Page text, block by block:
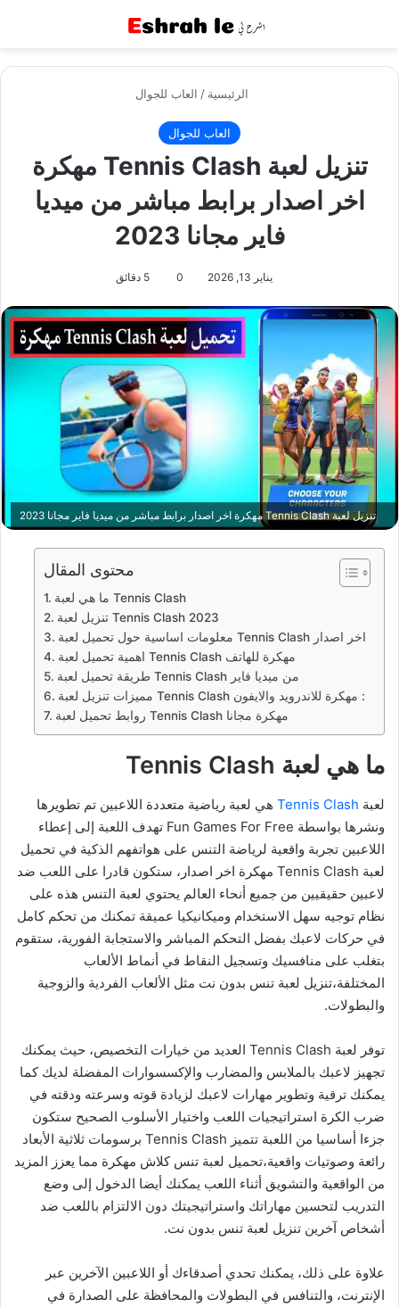
الرئيسية / العاب للجوال
العاب للجوال
تنزيل لعبة Tennis Clash مهكرة
اخر اصدار برابط مباشر من ميديا
فاير مجانا 2023
يناير 13, 2026 0 5 دقائق
تنزيل لعبة Tennis Clash مهكرة اخر اصدار برابط مباشر من ميديا فاير مجانا 2023
محتوى المقال
ما هي لعبة Tennis Clash
تنزيل لعبة Tennis Clash 2023
معلومات اساسية حول تحميل لعبة Tennis Clash اخر اصدار
اهمية تحميل لعبة Tennis Clash مهكرة للهاتف
طريقة تحميل لعبة Tennis Clash من ميديا فاير
مميزات تنزيل لعبة Tennis Clash مهكرة للاندرويد والايفون :
روابط تحميل لعبة Tennis Clash مهكرة مجانا
ما هي لعبة Tennis Clash
لعبة Tennis Clash هي لعبة رياضية متعددة اللاعبين تم تطويرها
ونشرها بواسطة Fun Games For Free تهدف اللعبة إلى إعطاء
اللاعبين تجربة واقعية لرياضة التنس على هواتفهم الذكية في تحميل
لعبة Tennis Clash مهكرة اخر اصدار، ستكون قادرا على اللعب ضد
لاعبين حقيقيين من جميع أنحاء العالم يحتوي لعبة التنس هذه على
نظام توجيه سهل الاستخدام وميكانيكيا عميقة تمكنك من تحكم كامل
في حركات لاعبك بفضل التحكم المباشر والاستجابة الفورية، ستقوم
بتغلب على منافسيك وتسجيل النقاط في أنماط الألعاب
المختلفة،تنزيل لعبة تنس بدون نت مثل الألعاب الفردية والزوجية
والبطولات.
توفر لعبة Tennis Clash العديد من خيارات التخصيص، حيث يمكنك
تجهيز لاعبك بالملابس والمضارب والإكسسوارات المفضلة لديك كما
يمكنك ترقية وتطوير مهارات لاعبك لزيادة قوته وسرعته ودقته في
ضرب الكرة استراتيجيات اللعب واختيار الأسلوب الصحيح ستكون
جزءا أساسيا من اللعبة تتميز Tennis Clash برسومات ثلاثية الأبعاد
رائعة وصوتيات واقعية،تحميل لعبة تنس كلاش مهكرة مما يعزز المزيد
من الواقعية والتشويق أثناء اللعب يمكنك أيضا الدخول إلى وضع
التدريب لتحسين مهاراتك واستراتيجيتك دون الالتزام باللعب ضد
أشخاص آخرين تنزيل لعبة تنس بدون نت.
علاوة على ذلك، يمكنك تحدي أصدقاءك أو اللاعبين الآخرين عبر
الإنترنت، والتنافس في البطولات والمحافظة على الصدارة في